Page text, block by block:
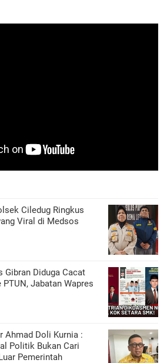
Ciledug Ringkus
Viral di Medsos
Gibran Diduga Cacat
Jabatan Wapres
Ahmad Doli Kurnia :
Politik Bukan Cari
Pemerintah